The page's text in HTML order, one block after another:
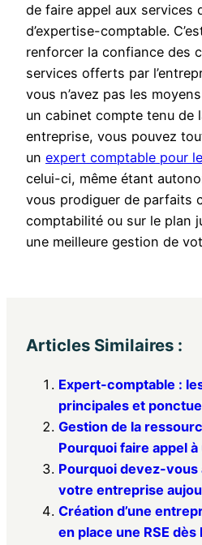
de faire appel aux services
d’expertise-comptable.
renforcer la confiance des
services offerts par
vous n’avez pas les
un cabinet compte tenu de
entreprise, vous pouvez
un expert comptable pour
celui-ci, même étant
vous prodiguer de parfaits
comptabilité ou sur le plan
une meilleure gestion de
Articles Similaires :
Expert-comptable :
principales et
Gestion de la
Pourquoi faire appel
Pourquoi devez-vous
votre entreprise
Création d’une
en place une RSE dès